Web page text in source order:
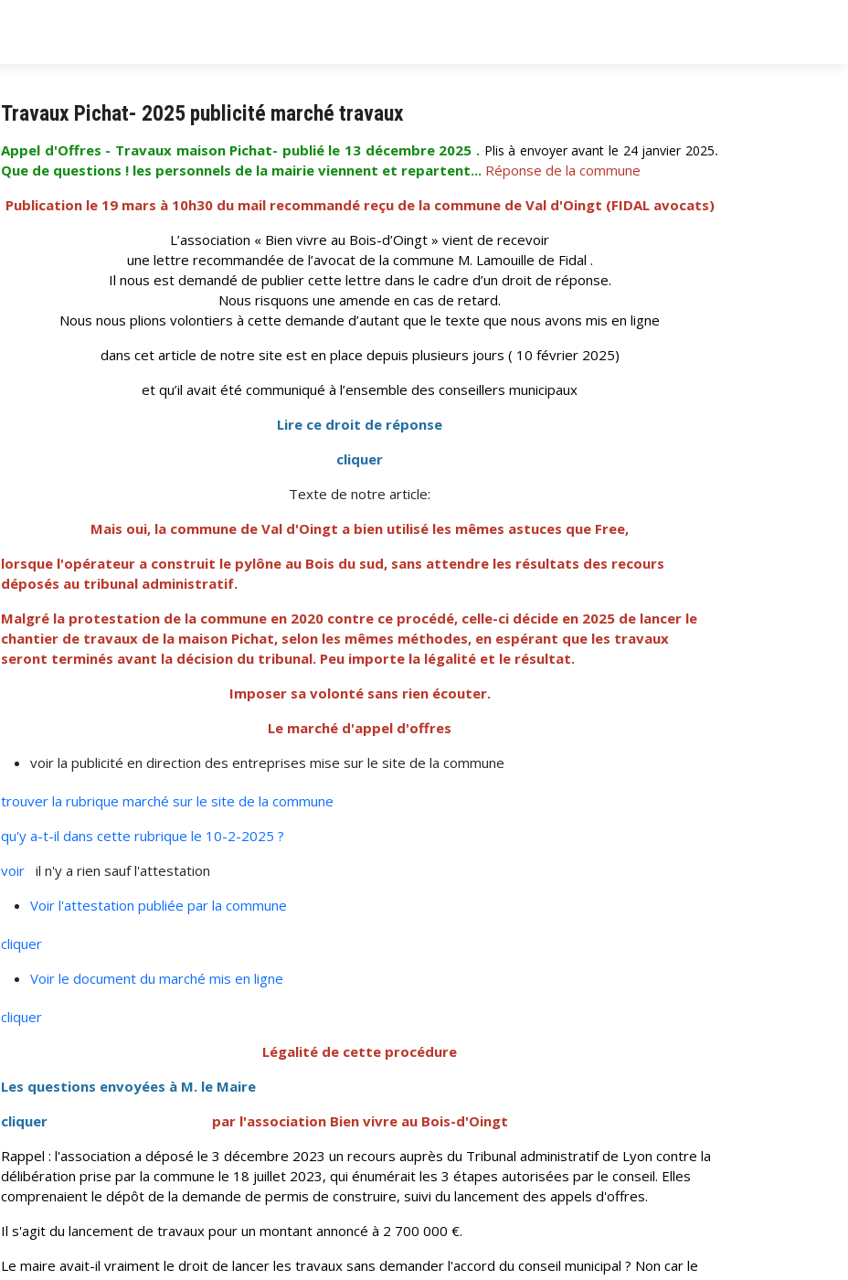
Travaux Pichat- 2025 publicité marché travaux
Appel d'Offres - Travaux maison Pichat- publié le 13 décembre 2025 . Plis à envoyer avant le 24 janvier 2025.
Que de questions ! les personnels de la mairie viennent et repartent... Réponse de la commune
Publication le 19 mars à 10h30 du mail recommandé reçu de la commune de Val d'Oingt (FIDAL avocats)
L’association « Bien vivre au Bois-d’Oingt » vient de recevoir
une lettre recommandée de l’avocat de la commune M. Lamouille de Fidal .
Il nous est demandé de publier cette lettre dans le cadre d’un droit de réponse.
Nous risquons une amende en cas de retard.
Nous nous plions volontiers à cette demande d’autant que le texte que nous avons mis en ligne
dans cet article de notre site est en place depuis plusieurs jours ( 10 février 2025)
et qu’il avait été communiqué à l’ensemble des conseillers municipaux
Lire ce droit de réponse
cliquer
Texte de notre article:
Mais oui, la commune de Val d'Oingt a bien utilisé les mêmes astuces que Free,
lorsque l'opérateur a construit le pylône au Bois du sud, sans attendre les résultats des recours
déposés au tribunal administratif.
Malgré la protestation de la commune en 2020 contre ce procédé, celle-ci décide en 2025 de lancer le
chantier de travaux de la maison Pichat, selon les mêmes méthodes, en espérant que les travaux
seront terminés avant la décision du tribunal. Peu importe la légalité et le résultat.
Imposer sa volonté sans rien écouter.
Le marché d'appel d'offres
voir la publicité en direction des entreprises mise sur le site de la commune
trouver la rubrique marché sur le site de la commune
qu'y a-t-il dans cette rubrique le 10-2-2025 ?
voir il n'y a rien sauf l'attestation
Voir l'attestation publiée par la commune
cliquer
Voir le document du marché mis en ligne
cliquer
Légalité de cette procédure
Les questions envoyées à M. le Maire
cliquer par l'association Bien vivre au Bois-d'Oingt
Rappel : l'association a déposé le 3 décembre 2023 un recours auprès du Tribunal administratif de Lyon contre la
délibération prise par la commune le 18 juillet 2023, qui énumérait les 3 étapes autorisées par le conseil. Elles
comprenaient le dépôt de la demande de permis de construire, suivi du lancement des appels d'offres.
Il s'agit du lancement de travaux pour un montant annoncé à 2 700 000 €.
Le maire avait-il vraiment le droit de lancer les travaux sans demander l'accord du conseil municipal ? Non car le